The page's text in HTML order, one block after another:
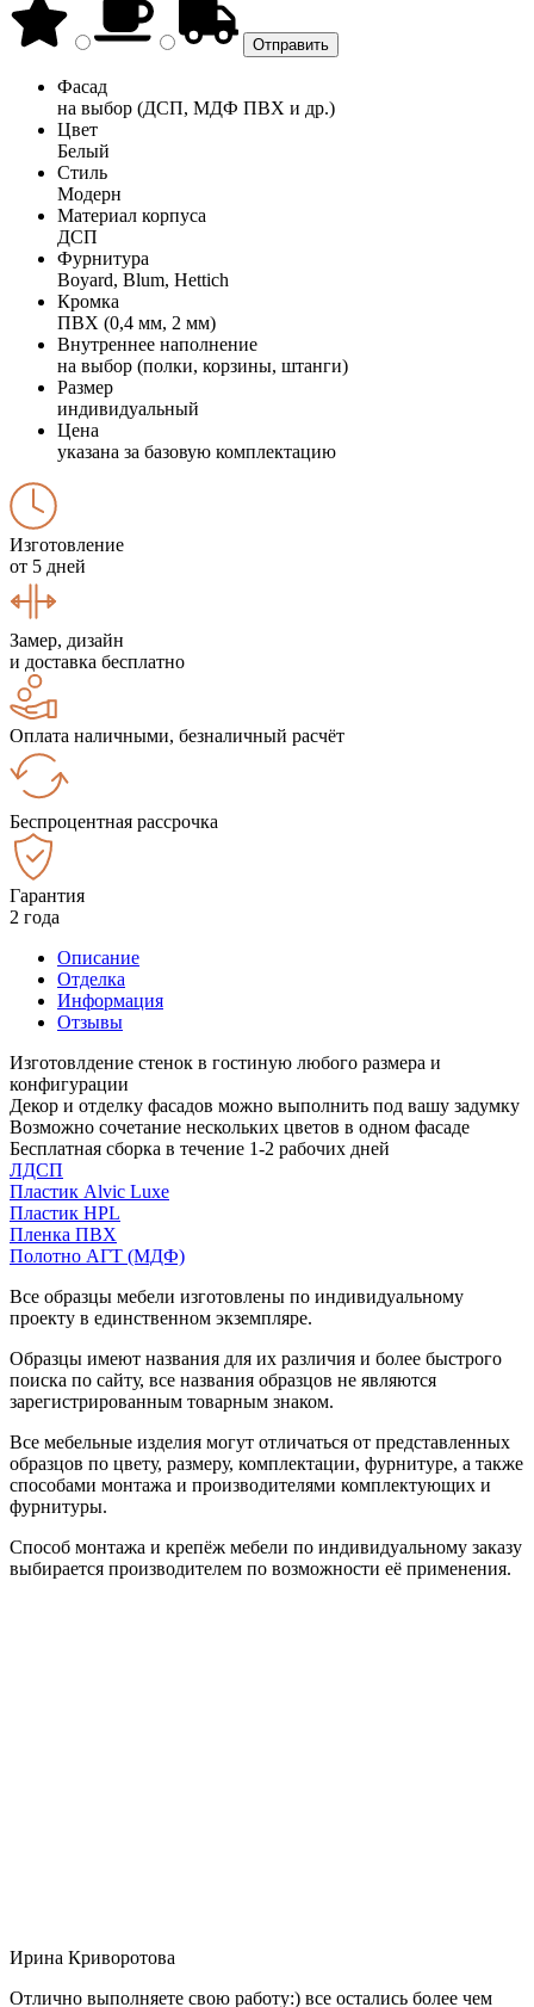
Фасад
на выбор (ДСП, МДФ ПВХ и др.)
Цвет
Белый
Стиль
Модерн
Материал корпуса
ДСП
Фурнитура
Boyard, Blum, Hettich
Кромка
ПВХ (0,4 мм, 2 мм)
Внутреннее наполнение
на выбор (полки, корзины, штанги)
Размер
индивидуальный
Цена
указана за базовую комплектацию
Изготовление
от 5 дней
Замер, дизайн
и доставка бесплатно
Оплата наличными, безналичный расчёт
Беспроцентная рассрочка
Гарантия
2 года
Описание
Отделка
Информация
Отзывы
Изготовлдение стенок в гостиную любого размера и
конфигурации
Декор и отделку фасадов можно выполнить под вашу задумку
Возможно сочетание нескольких цветов в одном фасаде
Бесплатная сборка в течение 1-2 рабочих дней
ЛДСП
Пластик Alvic Luxe
Пластик HPL
Пленка ПВХ
Полотно АГТ (МДФ)
Все образцы мебели изготовлены по индивидуальному
проекту в единственном экземпляре.
Образцы имеют названия для их различия и более быстрого
поиска по сайту, все названия образцов не являются
зарегистрированным товарным знаком.
Все мебельные изделия могут отличаться от представленных
образцов по цвету, размеру, комплектации, фурнитуре, а также
способами монтажа и производителями комплектующих и
фурнитуры.
Способ монтажа и крепёж мебели по индивидуальному заказу
выбирается производителем по возможности её применения.
Ирина Криворотова
Отлично выполняете свою работу:) все остались более чем